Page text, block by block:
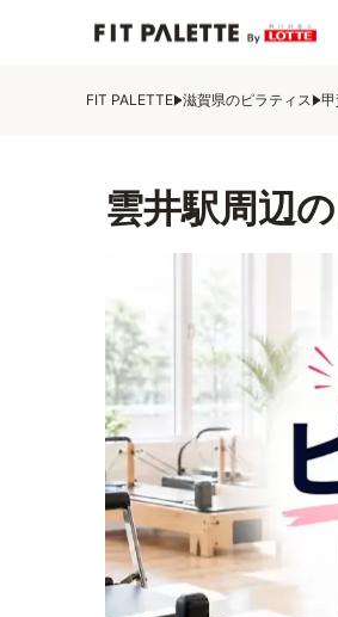
FIT PALETTE 滋賀県のピラティス
雲井駅周辺